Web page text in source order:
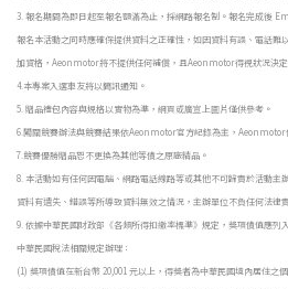
3. 報名期間為即日起至報名額滿為止，採網路報名制。報名完成後
報名本活動之同時應確保提供資料之正確性，如因資料有誤、電話難
加資格，Aeonmotor將不提供任何補償，且Aeonmotor得視狀況決定
4.本專案入選車友將以簡訊通知。
5. 贈品禮包內容與規格以實物為準，網頁或廣宣上圖片僅供參考。
6.闖關競賽辦法與競賽結果依Aeonmotor官方紀錄為主，Aeonmotor
7.競賽優勝贈品恕不更換為其他等價之原廠精品。
8. 本活動如有任何因電腦、網路電話線路等或其他不可歸責於活動主
資料有遺失、錯誤等所導致資料無效之情況，主辦單位不負任何法律
9. 依據中華民國財政部《各類所得扣繳率標準》規定，獎項價值應列
中華民國稅法相關規定辦理：
(1) 獎項價值在新台幣 20,001 元以上，得獎者為中華民國境內居住之